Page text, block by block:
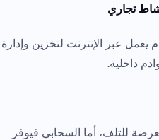
تجاري
يعمل عبر الإنترنت لتخزين وإدارة
داخلية.
للتلف، أما السحابي فيوفر